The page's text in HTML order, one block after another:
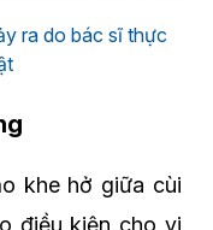
ra do bác sĩ thực
khe hở giữa cùi
điều kiện cho vi